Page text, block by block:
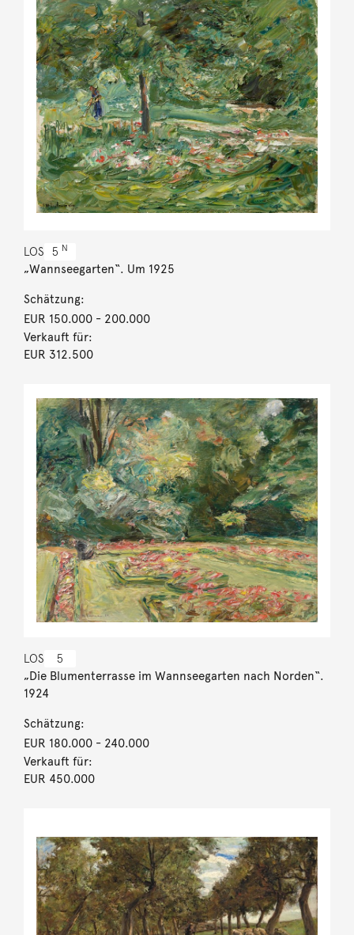
LOS 5 N
„Wannseegarten“. Um 1925
Schätzung:
EUR 150.000- 200.000
Verkauft für:
EUR 312.500
LOS 5
„Die Blumenterrasse im Wannseegarten nach Norden“.
1924
Schätzung:
EUR 180.000- 240.000
Verkauft für:
EUR 450.000